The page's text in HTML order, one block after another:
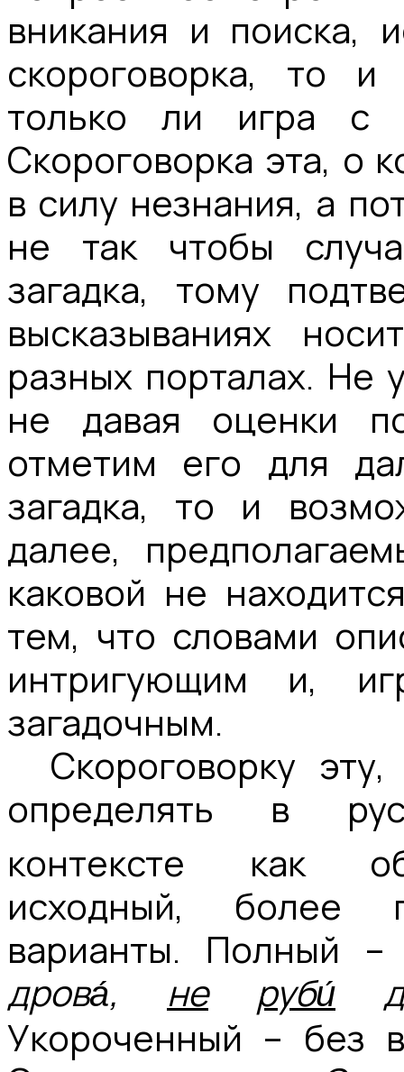
вникания и поиска,
скороговорка, то
только ли игра c
Скороговорка эта, о
в силу незнания, а
не так чтобы
загадка, тому
высказываниях
разных порталах. Не
не давая оценки
отметим его для
загадка, то и
далее,
каковой не
тем, что словами
интригующим и,
загадочным.
Скороговорку
определять в
контексте как
исходный, более
варианты. Полный
дрова́, не руби́
Укороченный – без